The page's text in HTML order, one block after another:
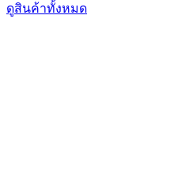
ดูสินค้าทั้งหมด